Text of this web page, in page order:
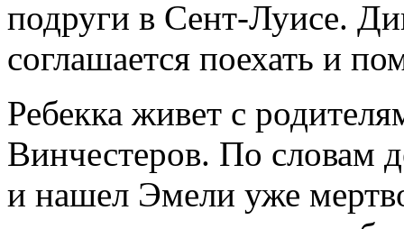
подруги в Сент-Луисе.
соглашается поехать и
Ребекка живет с
Винчестеров. По словам
и нашел Эмели уже